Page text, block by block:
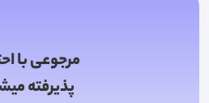
مرجوعی با
پذیرفته